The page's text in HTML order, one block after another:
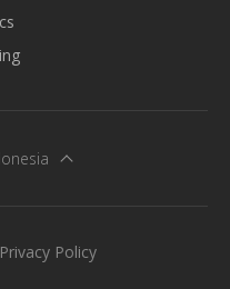
Privacy Policy